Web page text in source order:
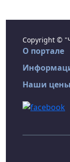
Copyright ©
О портале
Наши цены